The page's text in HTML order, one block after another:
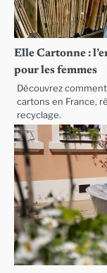
Elle Cartonne :
pour les femmes
Découvrez
cartons en France,
recyclage.